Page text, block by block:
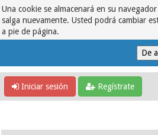
Una cookie se almacenará en su
salga nuevamente. Usted podrá cambiar
a pie de página.
Iniciar sesión Regístrate